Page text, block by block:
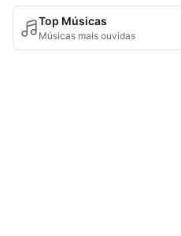
Top Músicas
Músicas mais ouvidas